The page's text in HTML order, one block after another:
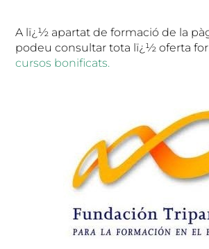
A lï¿½ apartat de formació de la
podeu consultar tota lï¿½ oferta
cursos bonificats.